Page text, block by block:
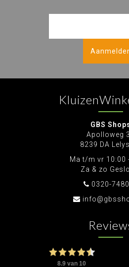
GBS
Apolloweg
8239 DA
Ma t/m vr 10:00
Za & zo
0320-